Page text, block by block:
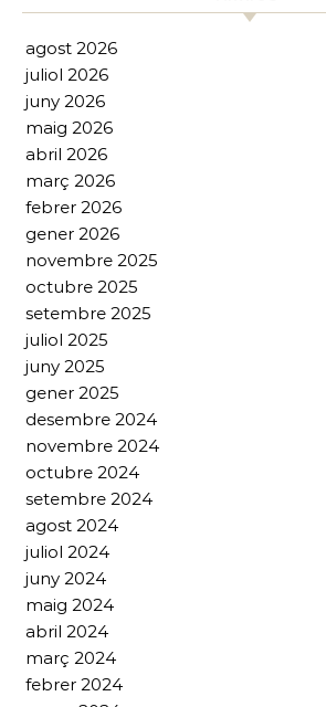
agost 2026
juliol 2026
juny 2026
maig 2026
abril 2026
març 2026
febrer 2026
gener 2026
novembre 2025
octubre 2025
setembre 2025
juliol 2025
juny 2025
gener 2025
desembre 2024
novembre 2024
octubre 2024
setembre 2024
agost 2024
juliol 2024
juny 2024
maig 2024
abril 2024
març 2024
febrer 2024